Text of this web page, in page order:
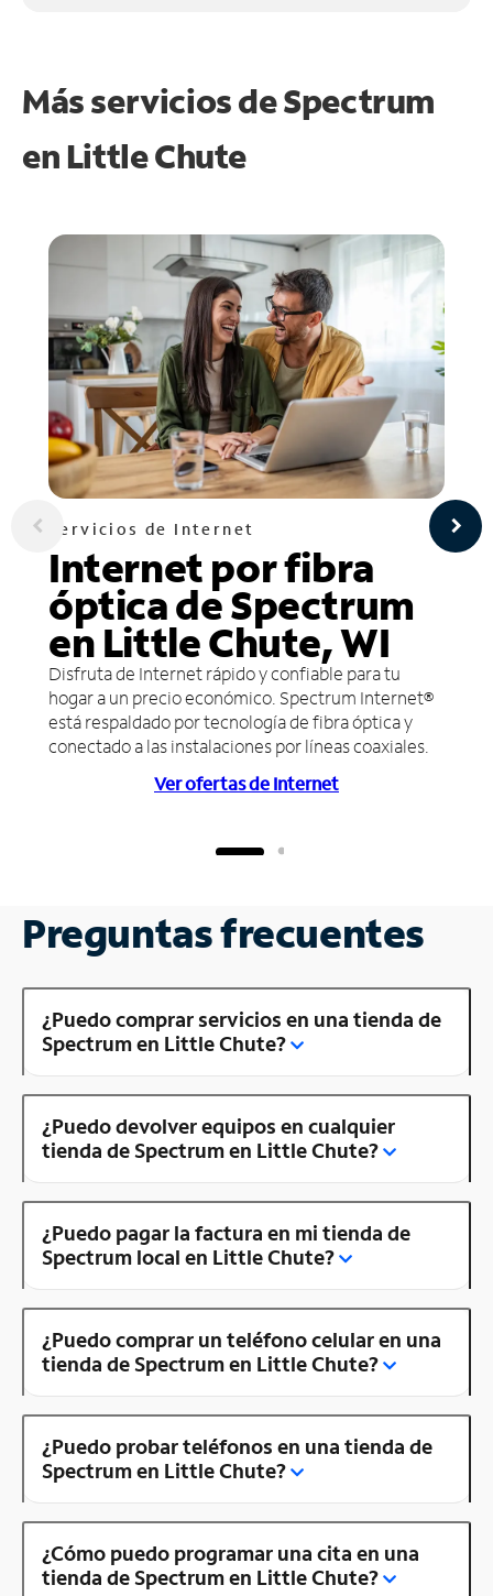
Más servicios de Spectrum
en Little Chute
Servicios de Internet
Internet por fibra
óptica de Spectrum
en Little Chute, WI
Disfruta de Internet rápido y confiable para tu
hogar a un precio económico. Spectrum Internet®
está respaldado por tecnología de fibra óptica y
conectado a las instalaciones por líneas coaxiales.
Ver ofertas de Internet
Preguntas frecuentes
¿Puedo comprar servicios en una tienda de
Spectrum en Little Chute?
¿Puedo devolver equipos en cualquier
tienda de Spectrum en Little Chute?
¿Puedo pagar la factura en mi tienda de
Spectrum local en Little Chute?
¿Puedo comprar un teléfono celular en una
tienda de Spectrum en Little Chute?
¿Puedo probar teléfonos en una tienda de
Spectrum en Little Chute?
¿Cómo puedo programar una cita en una
tienda de Spectrum en Little Chute?